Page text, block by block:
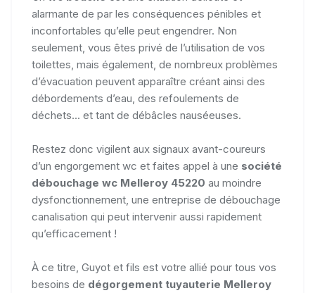
alarmante de par les conséquences pénibles et
inconfortables qu’elle peut engendrer. Non
seulement, vous êtes privé de l’utilisation de vos
toilettes, mais également, de nombreux problèmes
d’évacuation peuvent apparaître créant ainsi des
débordements d’eau, des refoulements de
déchets... et tant de débâcles nauséeuses.
Restez donc vigilent aux signaux avant-coureurs
d’un engorgement wc et faites appel à une société
débouchage wc Melleroy 45220 au moindre
dysfonctionnement, une entreprise de débouchage
canalisation qui peut intervenir aussi rapidement
qu’efficacement !
À ce titre, Guyot et fils est votre allié pour tous vos
besoins de dégorgement tuyauterie Melleroy